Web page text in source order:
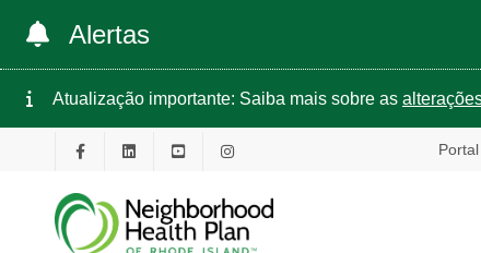
Alertas
Atualização importante: Saiba mais sobre as